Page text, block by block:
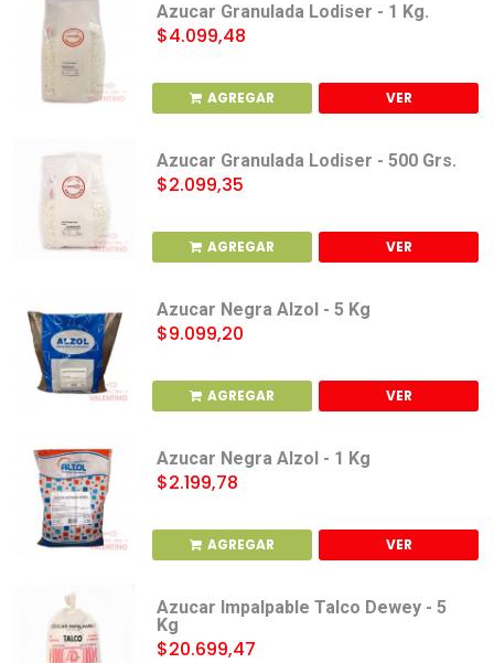
Azucar Granulada Lodiser - 1 Kg.
$4.099,48
AGREGAR VER
Azucar Granulada Lodiser - 500 Grs.
$2.099,35
AGREGAR VER
Azucar Negra Alzol - 5 Kg
$9.099,20
AGREGAR VER
Azucar Negra Alzol - 1 Kg
$2.199,78
AGREGAR VER
Azucar Impalpable Talco Dewey - 5
Kg
$20.699,47